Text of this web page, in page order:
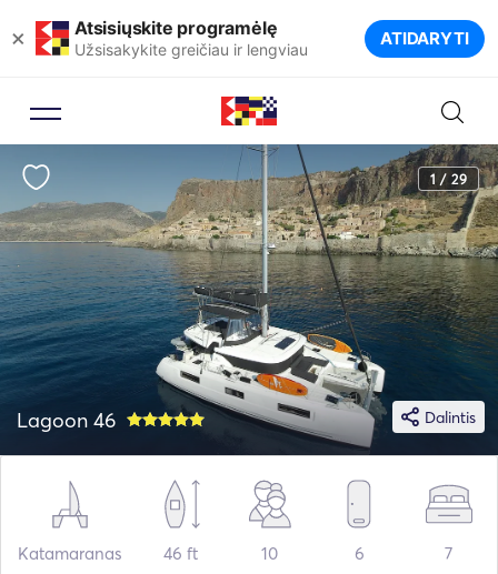
× Atsisiųskite programėlę
Užsisakykite greičiau ir lengviau ATIDARYTI
1 / 29
Dalintis
Lagoon 46
Katamaranas 46 ft 10 6 7